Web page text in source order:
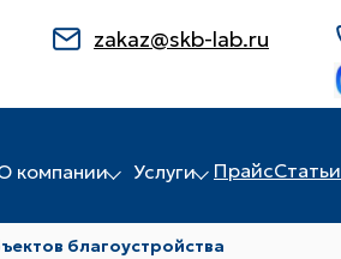
zakaz@skb-lab.ru
компании Услуги ПрайсСтатьи
благоустройства